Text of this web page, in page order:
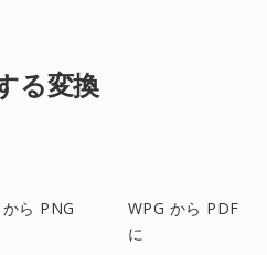
る変換
ら PNG
WPG から PDF
に